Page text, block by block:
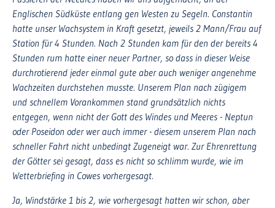
Englischen Südküste entlang gen Westen zu Segeln. Constantin
hatte unser Wachsystem in Kraft gesetzt, jeweils 2 Mann/Frau auf
Station für 4 Stunden. Nach 2 Stunden kam für den der bereits 4
Stunden rum hatte einer neuer Partner, so dass in dieser Weise
durchrotierend jeder einmal gute aber auch weniger angenehme
Wachzeiten durchstehen musste. Unserem Plan nach zügigem
und schnellem Vorankommen stand grundsätzlich nichts
entgegen, wenn nicht der Gott des Windes und Meeres - Neptun
oder Poseidon oder wer auch immer - diesem unserem Plan nach
schneller Fahrt nicht unbedingt Zugeneigt war. Zur Ehrenrettung
der Götter sei gesagt, dass es nicht so schlimm wurde, wie im
Wetterbriefing in Cowes vorhergesagt.
Ja, Windstärke 1 bis 2, wie vorhergesagt hatten wir schon, aber